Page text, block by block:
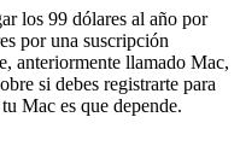
los 99 dólares al año por
por una suscripción
anteriormente llamado Mac,
si debes registrarte para
Mac es que depende.